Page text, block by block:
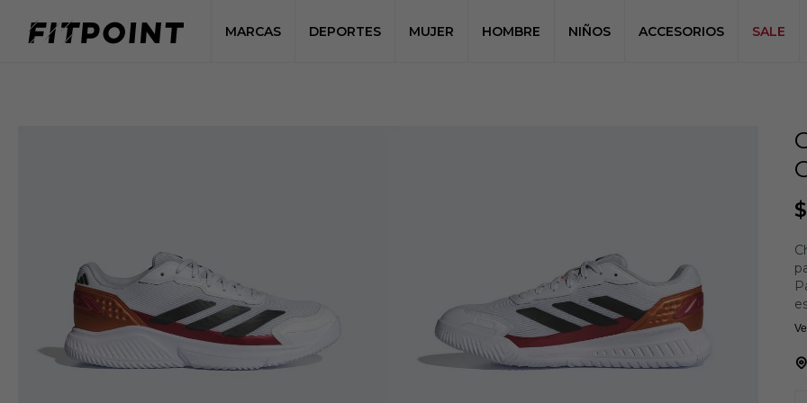
MARCAS DEPORTES MUJER HOMBRE NIÑOS ACCESORIOS SALE
$